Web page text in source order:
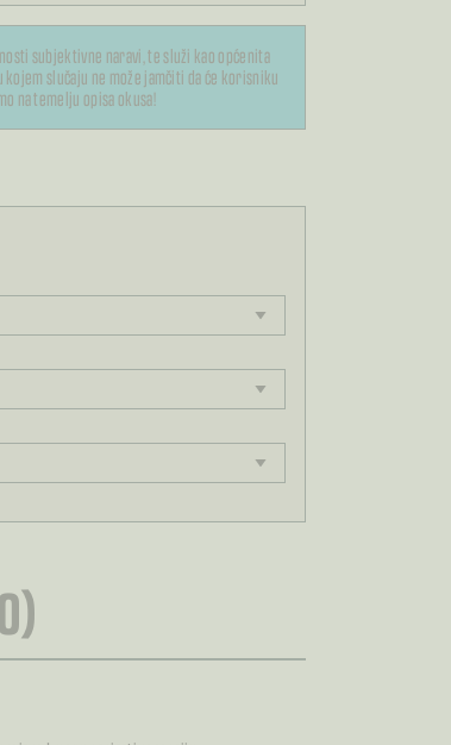
subjektivne naravi, te služi kao općenita
slučaju ne može jamčiti da će korisniku
na temelju opisa okusa!